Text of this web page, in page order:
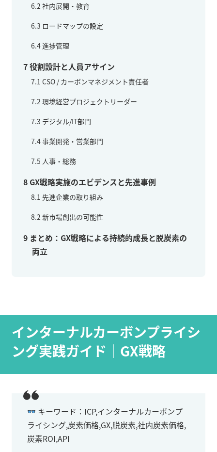
6.2 社内展開・教育
6.3 ロードマップの設定
6.4進捗管理
7役割設計と人員アサイン
7.1 CSO / カーボンマネジメント責任者
7.2 環境経営プロジェクトリーダー
7.3 デジタル/IT部門
7.4事業開発・営業部門
7.5 人事・総務
8 GX戦略実施のエビデンスと先進事例
8.1 先進企業の取り組み
8.2 新市場創出の可能性
9 まとめ：GX戦略による持続的成長と脱炭素の
両立
インターナルカーボンプライシ
ング実践ガイド｜GX戦略
キーワード：ICP,インターナルカーボンプ
ライシング,炭素価格,GX,脱炭素,社内炭素価格,
炭素ROI,API